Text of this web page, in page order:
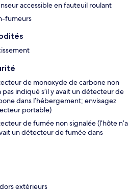
accessible en fauteuil roulant
fumeurs
de monoxyde de carbone non
pas indiqué s’il y avait un détecteur de
dans l’hébergement; envisagez
portable)
de fumée non signalée (l’hôte n’a
un détecteur de fumée dans
extérieurs